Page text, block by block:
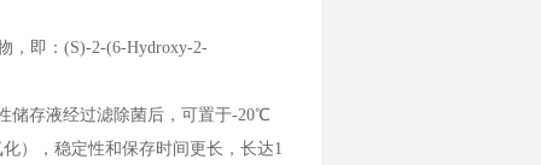
，即：(S)-2-(6-Hydroxy-2-
储存液经过滤除菌后，可置于-20℃
），稳定性和保存时间更长，长达1